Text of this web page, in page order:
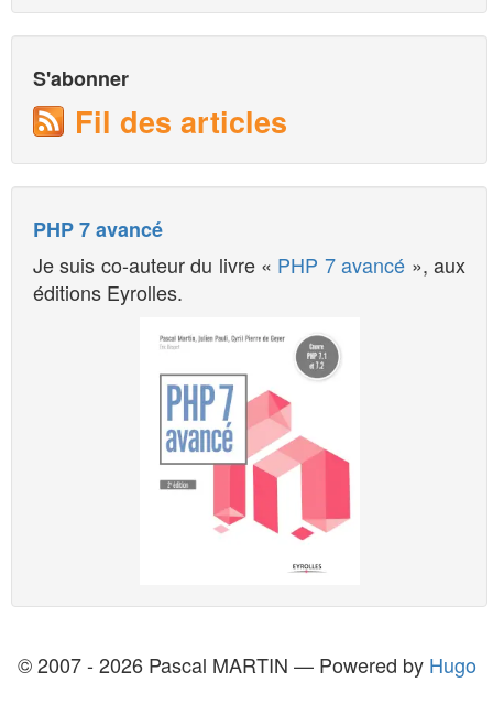
S'abonner
Fil des articles
PHP 7 avancé
Je suis co-auteur du livre « PHP 7 avancé », aux
éditions Eyrolles.
© 2007 - 2026 Pascal MARTIN — Powered by Hugo